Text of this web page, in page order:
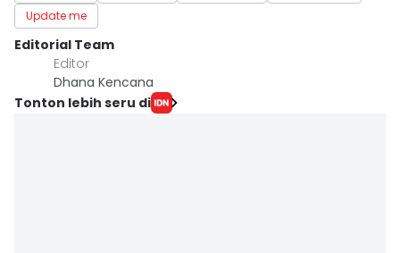
Update me
Editorial Team
Editor
Dhana Kencana
Tonton lebih seru di